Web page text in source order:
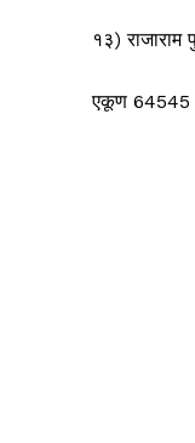
१३)
एकूण 64545